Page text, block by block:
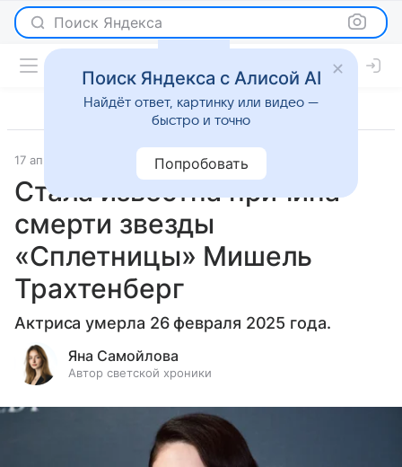
Поиск Яндекса
17 апреля 2025 Светская жизнь
Стала известна причина
смерти звезды
«Сплетницы» Мишель
Трахтенберг
Актриса умерла 26 февраля 2025 года.
Яна Самойлова
Автор светской хроники
Поиск Яндекса с Алисой AI
Найдёт ответ, картинку или видео —
быстро и точно
Попробовать